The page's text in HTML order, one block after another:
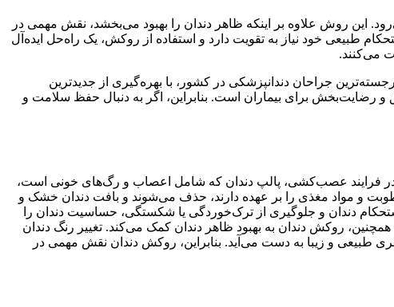
این روش علاوه بر اینکه ظاهر دندان را بهبود می‌بخشد، نقش مهمی در
طبیعی خود نیاز به تقویت دارد و استفاده از روکش، یک راه‌حل ایده‌آل
می‌کنند.
جراحان دندانپزشکی در کشور، با بهره‌گیری از جدیدترین
و رضایت‌بخش برای بیماران است. بنابراین، اگر به دنبال حفظ سلامت و
فرایند عصب‌کشی، پالپ دندان که شامل اعصاب و رگ‌های خونی است،
و مواد مغذی را بر عهده دارند، حذف می‌شوند و بافت دندان خشک و
دندان و جلوگیری از ترک‌خوردگی یا شکستگی، حساسیت دندان را
روکش دندان به بهبود ظاهر دندان کمک می‌کند. تغییر رنگ دندان
و زیبا به دست می‌آید. بنابراین، روکش دندان نقش مهمی در